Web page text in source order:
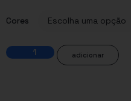
Cores
adicionar